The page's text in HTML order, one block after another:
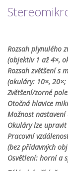
Rozsah plynulého
(objektiv 1 až 4×,
Rozsah zvětšení s
(okuláry: 10×,
Zvětšení/zorné
Otočná hlavice
Možnost
Okuláry lze
Pracovní
(bez přídavných
Osvětlení: horní a